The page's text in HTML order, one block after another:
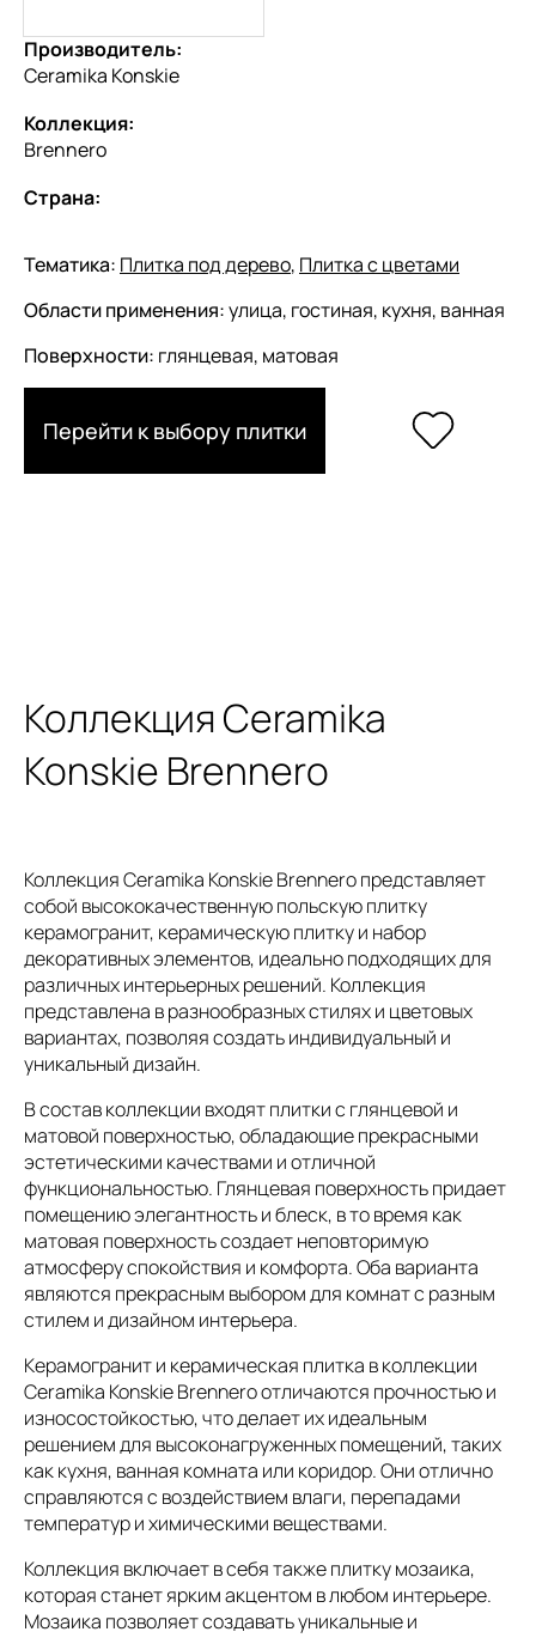
Производитель:
Ceramika Konskie
Коллекция:
Brennero
Страна:
Тематика: Плитка под дерево, Плитка с цветами
Области применения:улица, гостиная, кухня, ванная
Поверхности: глянцевая, матовая
Перейти к выбору плитки
Коллекция Ceramika
Konskie Brennero
Коллекция Ceramika Konskie Brennero представляет
собой высококачественную польскую плитку
керамогранит, керамическую плитку и набор
декоративных элементов, идеально подходящих для
различных интерьерных решений. Коллекция
представлена в разнообразных стилях и цветовых
вариантах, позволяя создать индивидуальный и
уникальный дизайн.
В состав коллекции входят плитки с глянцевой и
матовой поверхностью, обладающие прекрасными
эстетическими качествами и отличной
функциональностью. Глянцевая поверхность придает
помещению элегантность и блеск, в то время как
матовая поверхность создает неповторимую
атмосферу спокойствия и комфорта. Оба варианта
являются прекрасным выбором для комнат с разным
стилем и дизайном интерьера.
Керамогранит и керамическая плитка в коллекции
Ceramika Konskie Brennero отличаются прочностью и
износостойкостью, что делает их идеальным
решением для высоконагруженных помещений, таких
как кухня, ванная комната или коридор. Они отлично
справляются с воздействием влаги, перепадами
температур и химическими веществами.
Коллекция включает в себя также плитку мозаика,
которая станет ярким акцентом в любом интерьере.
Мозаика позволяет создавать уникальные и